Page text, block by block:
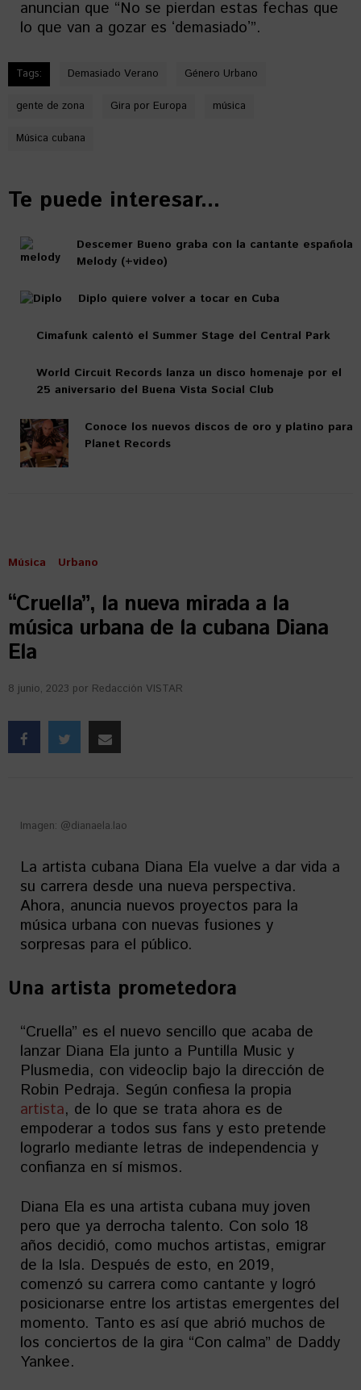
anuncian que “No se pierdan estas fechas que
lo que van a gozar es ʻdemasiadoʼ”.
Tags: Demasiado Verano Género Urbano
gente de zona Gira por Europa música
Música cubana
Te puede interesar...
Descemer Bueno graba con la cantante española
Melody (+video)
Diplo quiere volver a tocar en Cuba
Cimafunk calentó el Summer Stage del Central Park
World Circuit Records lanza un disco homenaje por el
25 aniversario del Buena Vista Social Club
Conoce los nuevos discos de oro y platino para
Planet Records
Música Urbano
“Cruella”, la nueva mirada a la
música urbana de la cubana Diana
Ela
8 junio, 2023 por Redacción VISTAR
Imagen: @dianaela.lao
La artista cubana Diana Ela vuelve a dar vida a
su carrera desde una nueva perspectiva.
Ahora, anuncia nuevos proyectos para la
música urbana con nuevas fusiones y
sorpresas para el público.
Una artista prometedora
“Cruella” es el nuevo sencillo que acaba de
lanzar Diana Ela junto a Puntilla Music y
Plusmedia, con videoclip bajo la dirección de
Robin Pedraja. Según confiesa la propia
artista, de lo que se trata ahora es de
empoderar a todos sus fans y esto pretende
lograrlo mediante letras de independencia y
confianza en sí mismos.
Diana Ela es una artista cubana muy joven
pero que ya derrocha talento. Con solo 18
años decidió, como muchos artistas, emigrar
de la Isla. Después de esto, en 2019,
comenzó su carrera como cantante y logró
posicionarse entre los artistas emergentes del
momento. Tanto es así que abrió muchos de
los conciertos de la gira “Con calma” de Daddy
Yankee.